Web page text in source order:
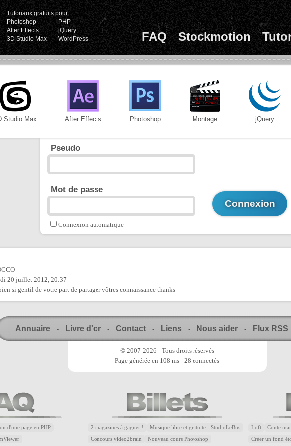
Tutoriaux gratuits pour :
Photoshop
PHP
After Effects
jQuery
3D Studio Max
WordPress FAQ Stockmotion
Studio Max After Effects Photoshop Montage jQuery
Pseudo
Mot de passe
Connexion automatique
20 juillet 2012, 20:37
si gentil de votre part de partager vôtres connaissance thanks
Annuaire - Livre d'or - Contact - Liens - Nous aider - Flux RSS
© 2007-2026 - Tous droits réservés
Page générée en 108 ms - 28 connectés
d'une page en PHP 2 magazines à gagner ! Musique libre et gratuite - StudioLeBus
Concours video2brain Nouveau cours Photoshop
Loft Conte
Créer un fond